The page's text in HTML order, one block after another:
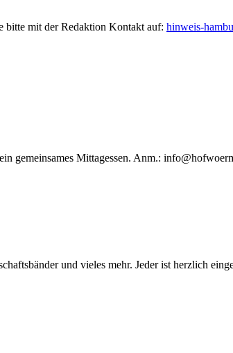
bitte mit der Redaktion Kontakt auf: hinweis-
gemeinsames Mittagessen. Anm.:
und vieles mehr. Jeder ist herzlich